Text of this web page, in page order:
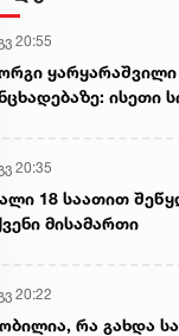
20:55
ყარყარაშვილი
ისეთი
და რუსული
წაღებული და
20:35
18 საათით
მისამართი
20:22
რა გახდა